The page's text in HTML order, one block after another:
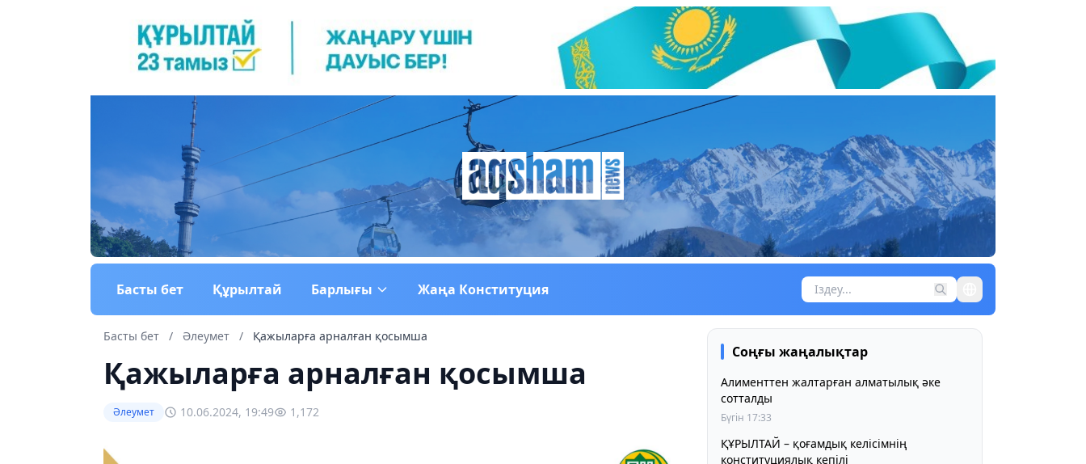
Басты бет Құрылтай Барлығы Жаңа Конституция
Басты бет / Әлеумет / Қажыларға арналған қосымша
Қажыларға арналған қосымша
Әлеумет 10.06.2024, 19:49 1,172
Соңғы жаңалықтар
Алименттен жалтарған алматылық әке
сотталды
Бүгін 17:33
ҚҰРЫЛТАЙ – қоғамдық келісімнің
конституциялық кепілі